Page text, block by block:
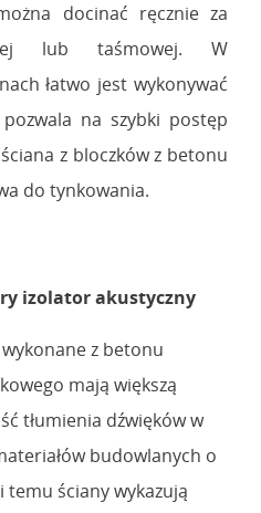
docinać ręcznie za
lub taśmowej. W
łatwo jest wykonywać
na szybki postęp
z bloczków z betonu
do tynkowania.
izolator akustyczny
wykonane z betonu
mają większą
tłumienia dźwięków w
budowlanych o
temu ściany wykazują